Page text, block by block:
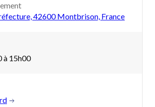
42600 Montbrison, France
à 15h00